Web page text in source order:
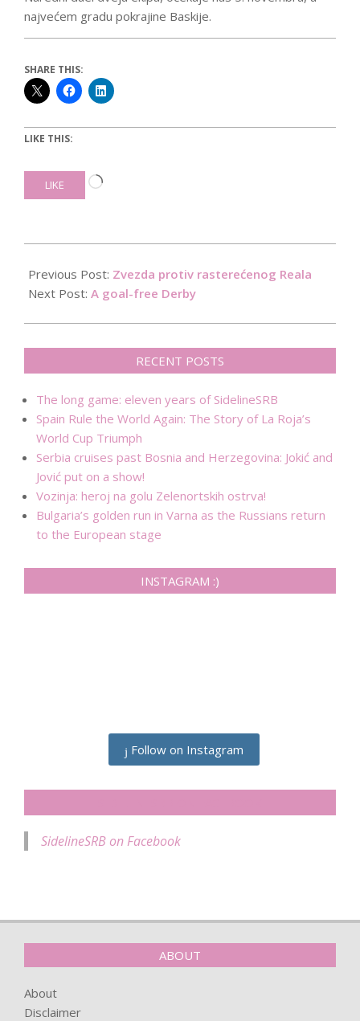
najvećem gradu pokrajine Baskije.
SHARE THIS:
LIKE THIS:
LIKE
Loading…
10-
22
Previous Post: Zvezda protiv rasterećenog Reala
Next Post: A goal-free Derby
RECENT POSTS
The long game: eleven years of SidelineSRB
Spain Rule the World Again: The Story of La Roja’s
World Cup Triumph
Serbia cruises past Bosnia and Herzegovina: Jokić and
Jović put on a show!
Vozinja: heroj na golu Zelenortskih ostrva!
Bulgaria’s golden run in Varna as the Russians return
to the European stage
INSTAGRAM :)
Follow on Instagram
SidelineSRB on Facebook
ABOUT
About
Disclaimer